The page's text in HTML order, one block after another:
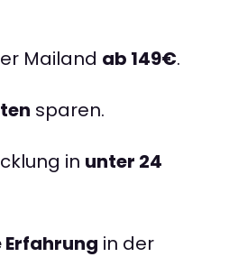
Mailand ab 149€.
sparen.
in unter 24
Erfahrung in der